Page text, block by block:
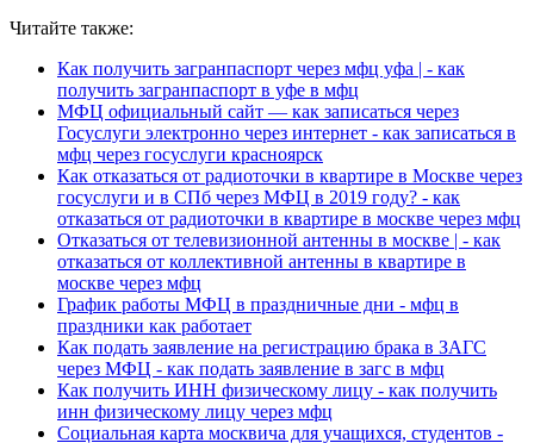
Читайте также:
Как получить загранпаспорт через мфц уфа | - как
получить загранпаспорт в уфе в мфц
МФЦ официальный сайт — как записаться через
Госуслуги электронно через интернет - как записаться в
мфц через госуслуги красноярск
Как отказаться от радиоточки в квартире в Москве через
госуслуги и в СПб через МФЦ в 2019 году? - как
отказаться от радиоточки в квартире в москве через мфц
Отказаться от телевизионной антенны в москве | - как
отказаться от коллективной антенны в квартире в
москве через мфц
График работы МФЦ в праздничные дни - мфц в
праздники как работает
Как подать заявление на регистрацию брака в ЗАГС
через МФЦ - как подать заявление в загс в мфц
Как получить ИНН физическому лицу - как получить
инн физическому лицу через мфц
Социальная карта москвича для учащихся, студентов -